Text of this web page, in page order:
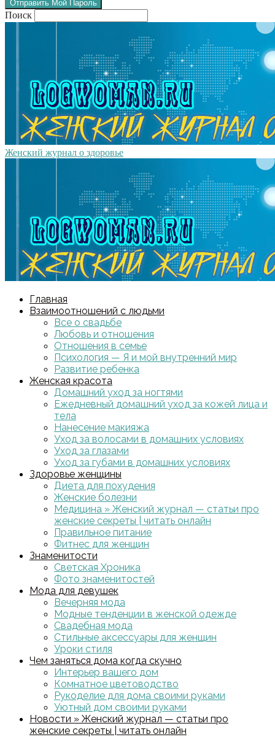
Поиск
Женский журнал о здоровье
Главная
Взаимоотношений с людьми
Все о свадьбе
Любовь и отношения
Отношения в семье
Психология — Я и мой внутренний мир
Развитие ребенка
Женская красота
Домашний уход за ногтями
Ежедневный домашний уход за кожей лица и
тела
Нанесение макияжа
Уход за волосами в домашних условиях
Уход за глазами
Уход за губами в домашних условиях
Здоровье женщины
Диета для похудения
Женские болезни
Медицина » Женский журнал — статьи про
женские секреты | читать онлайн
Правильное питание
Фитнес для женщин
Знаменитости
Светская Хроника
Фото знаменитостей
Мода для девушек
Вечерняя мода
Модные тенденции в женской одежде
Свадебная мода
Стильные аксессуары для женщин
Уроки стиля
Чем заняться дома когда скучно
Интерьер вашего дом
Комнатное цветоводство
Рукоделие для дома своими руками
Уютный дом своими руками
Новости » Женский журнал — статьи про
женские секреты | читать онлайн